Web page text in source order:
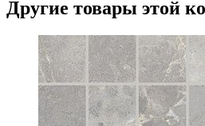
Другие товары этой